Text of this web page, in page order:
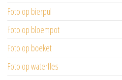
Foto op bierpul
Foto op bloempot
Foto op boeket
Foto op waterfles